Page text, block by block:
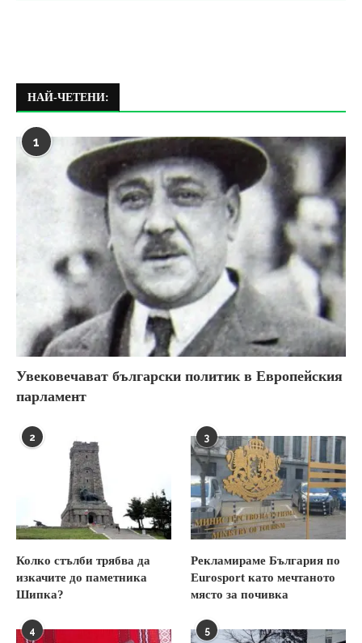
НАЙ-ЧЕТЕНИ:
1
Увековечават български политик в Европейския
парламент
2
Колко стълби трябва да
изкачите до паметника
Шипка?
3
Рекламираме България по
Eurosport като мечтаното
място за почивка
4 5